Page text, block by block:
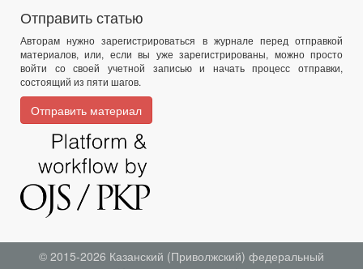
Отправить статью
Авторам нужно зарегистрироваться в журнале перед отправкой
материалов, или, если вы уже зарегистрированы, можно просто
войти со своей учетной записью и начать процесс отправки,
состоящий из пяти шагов.
Отправить материал
© 2015-2026 Казанский (Приволжский) федеральный